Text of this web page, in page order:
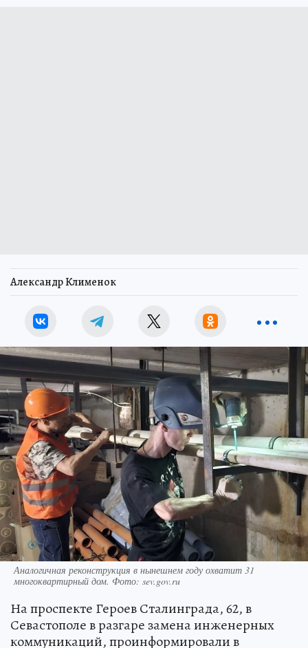
Александр Клименок
Аналогичная реконструкция в нынешнем году охватит 31
многоквартирный дом. Фото: sev.gov.ru
На проспекте Героев Сталинграда, 62, в
Севастополе в разгаре замена инженерных
коммуникаций, проинформировали в